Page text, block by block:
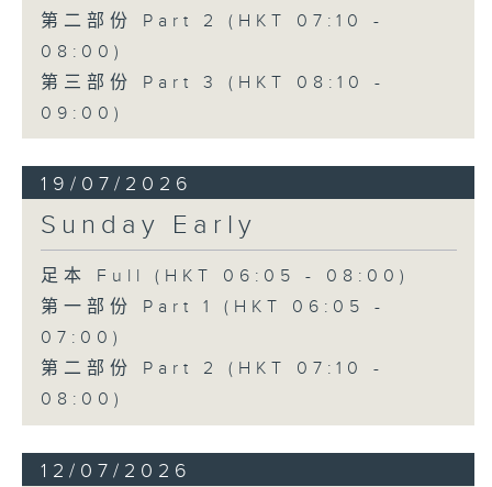
第二部份 Part 2 (HKT 07:10 -
08:00)
第三部份 Part 3 (HKT 08:10 -
09:00)
19/07/2026
Sunday Early
足本 Full (HKT 06:05 - 08:00)
第一部份 Part 1 (HKT 06:05 -
07:00)
第二部份 Part 2 (HKT 07:10 -
08:00)
12/07/2026